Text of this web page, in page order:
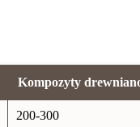
Kompozyty
200-300